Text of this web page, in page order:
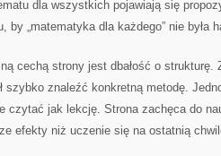
dla wszystkich pojawiają się
by „matematyka dla każdego” nie była
cechą strony jest dbałość o
szybko znaleźć konkretną metodę.
czytać jak lekcję. Strona zachęca do
efekty niż uczenie się na ostatnią